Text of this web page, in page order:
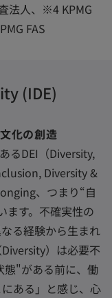
法人、※4 KPMG
FAS
(IDE)
化の創造
るDEI（Diversity,
Diversity &
、つまり“自
ます。不確実性の
る経験から生まれ
）は必要不
態"がある前に、働
ある」と感じ、心